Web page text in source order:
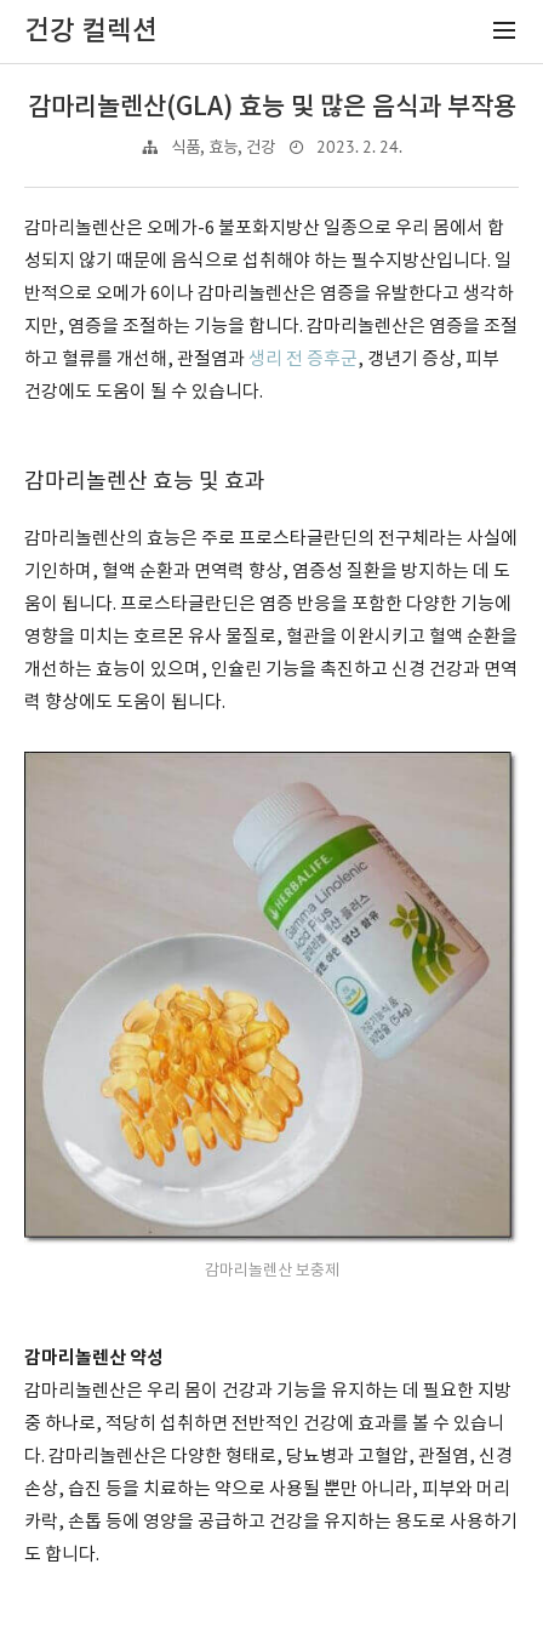
건강 컬렉션
감마리놀렌산(GLA) 효능 및 많은 음식과 부작용
식품, 효능, 건강 2023. 2. 24.
감마리놀렌산은 오메가-6 불포화지방산 일종으로 우리 몸에서 합
성되지 않기 때문에 음식으로 섭취해야 하는 필수지방산입니다. 일
반적으로 오메가 6이나 감마리놀렌산은 염증을 유발한다고 생각하
지만, 염증을 조절하는 기능을 합니다. 감마리놀렌산은 염증을 조절
하고 혈류를 개선해, 관절염과 생리 전 증후군, 갱년기 증상, 피부
건강에도 도움이 될 수 있습니다.
감마리놀렌산 효능 및 효과
감마리놀렌산의 효능은 주로 프로스타글란딘의 전구체라는 사실에
기인하며, 혈액 순환과 면역력 향상, 염증성 질환을 방지하는 데 도
움이 됩니다. 프로스타글란딘은 염증 반응을 포함한 다양한 기능에
영향을 미치는 호르몬 유사 물질로, 혈관을 이완시키고 혈액 순환을
개선하는 효능이 있으며, 인슐린 기능을 촉진하고 신경 건강과 면역
력 향상에도 도움이 됩니다.
감마리놀렌산 보충제
감마리놀렌산 약성
감마리놀렌산은 우리 몸이 건강과 기능을 유지하는 데 필요한 지방
중 하나로, 적당히 섭취하면 전반적인 건강에 효과를 볼 수 있습니
다. 감마리놀렌산은 다양한 형태로, 당뇨병과 고혈압, 관절염, 신경
손상, 습진 등을 치료하는 약으로 사용될 뿐만 아니라, 피부와 머리
카락, 손톱 등에 영양을 공급하고 건강을 유지하는 용도로 사용하기
도 합니다.